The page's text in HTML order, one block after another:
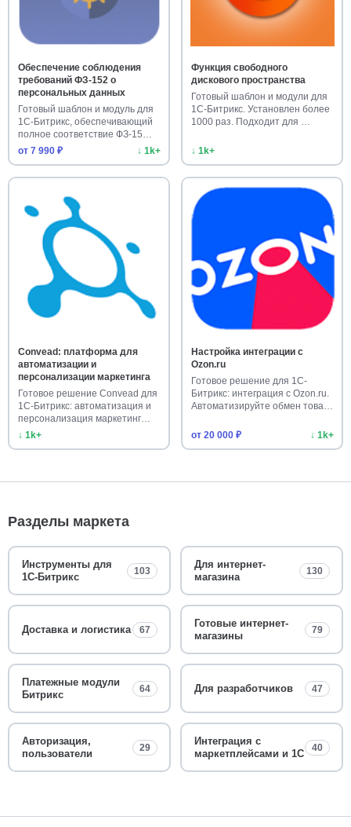
Обеспечение соблюдения
требований ФЗ-152 о
персональных данных
Готовый шаблон и модуль для
1С-Битрикс, обеспечивающий
полное соответствие ФЗ-15…
от 7 990 ₽
↓ 1k+
Функция свободного
дискового пространства
Готовый шаблон и модули для
1С-Битрикс. Установлен более
1000 раз. Подходит для …
↓ 1k+
Convead: платформа для
автоматизации и
персонализации маркетинга
Готовое решение Convead для
1С-Битрикс: автоматизация и
персонализация маркетинг…
↓ 1k+
Настройка интеграции с
Ozon.ru
Готовое решение для 1С-
Битрикс: интеграция с Ozon.ru.
Автоматизируйте обмен това…
от 20 000 ₽ ↓ 1k+
Разделы маркета
Инструменты для
1С-Битрикс
103
Для интернет-
магазина
130
Доставка и логистика 67
Готовые интернет-
магазины
79
Платежные модули
Битрикс
64 Для разработчиков 47
Авторизация,
пользователи
29
Интеграция с
маркетплейсами и 1С
40